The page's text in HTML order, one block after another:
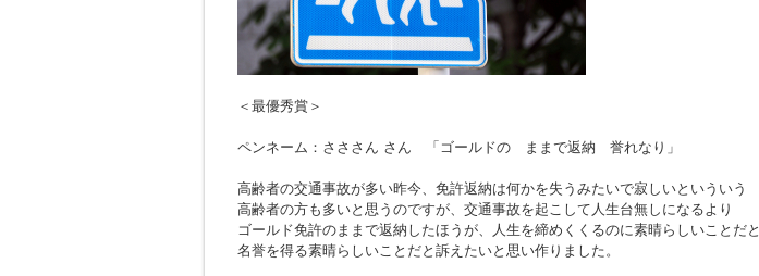
＜最優秀賞＞
ペンネーム：さささん さん 「ゴールドの ままで返納 誉れなり」
高齢者の交通事故が多い昨今、免許返納は何かを失うみたいで寂しいといういう
高齢者の方も多いと思うのですが、交通事故を起こして人生台無しになるより
ゴールド免許のままで返納したほうが、人生を締めくくるのに素晴らしいことだと
名誉を得る素晴らしいことだと訴えたいと思い作りました。